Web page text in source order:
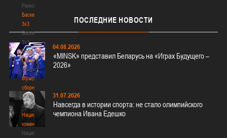
Разное
Баскетбол
3х3
Баскетбол
3х3
Лого[modid=121]
Сборные
Сборные
Мужские
сборные
Мужские
сборные
Национальная
команда
Национальная
ПОСЛЕДНИЕ НОВОСТИ
04.08.2026
«MINSK» представил Беларусь на «Играх Будущего –
2026»
31.07.2026
Навсегда в истории спорта: не стало олимпийского
чемпиона Ивана Едешко